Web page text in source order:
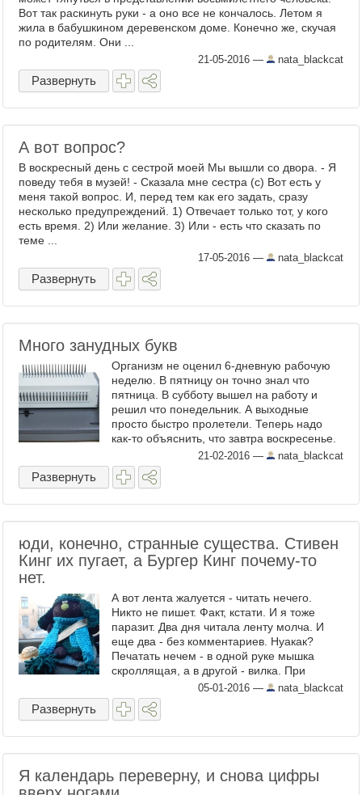
Вот так раскинуть руки - а оно все не кончалось. Летом я
жила в бабушкином деревенском доме. Конечно же, скучая
по родителям. Они ...
21-05-2016 — nata_blackcat
Развернуть
А вот вопрос?
В воскресный день с сестрой моей Мы вышли со двора. - Я
поведу тебя в музей! - Сказала мне сестра (с) Вот есть у
меня такой вопрос. И, перед тем как его задать, сразу
несколько предупреждений. 1) Отвечает только тот, у кого
есть время. 2) Или желание. 3) Или - есть что сказать по
теме ...
17-05-2016 — nata_blackcat
Развернуть
Много занудных букв
Организм не оценил 6-дневную рабочую
неделю. В пятницу он точно знал что
пятница. В субботу вышел на работу и
решил что понедельник. А выходные
просто быстро пролетели. Теперь надо
как-то объяснить, что завтра воскресенье.
А потом суббота и снова воскресенье.
Пока он не уехал на работу. Н ...
21-02-2016 — nata_blackcat
Развернуть
юди, конечно, странные существа. Стивен
Кинг их пугает, а Бургер Кинг почему-то
нет.
А вот лента жалуется - читать нечего.
Никто не пишет. Факт, кстати. И я тоже
паразит. Два дня читала ленту молча. И
еще два - без комментариев. Нуакак?
Печатать нечем - в одной руке мышка
скроллящая, а в другой - вилка. При
помощи которой. Ладно, я ела. Вот как с
31-го начала - так до сих ...
05-01-2016 — nata_blackcat
Развернуть
Я календарь переверну, и снова цифры